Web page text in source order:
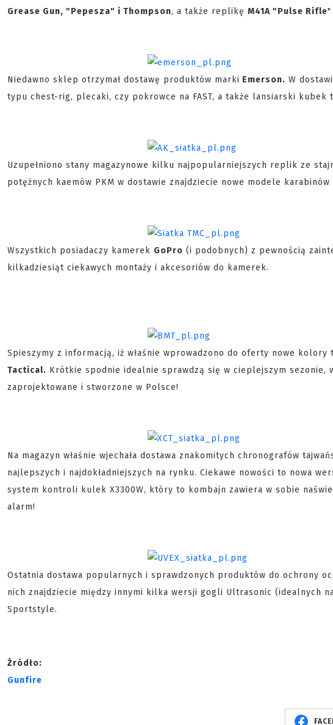
Grease Gun, "Pepesza" i Thompson, a także replikę M41A "Pulse Rifle"
Niedawno sklep otrzymał dostawę produktów marki Emerson. W
typu chest-rig, plecaki, czy pokrowce na FAST, a także lansiarski
Uzupełniono stany magazynowe kilku najpopularniejszych replik ze
potężnych kaemów PKM w dostawie znajdziecie nowe modele karabinów
Wszystkich posiadaczy kamerek GoPro (i podobnych) z pewnością
kilkadziesiąt ciekawych montaży i akcesoriów do kamerek.
Spieszymy z informacją, iż właśnie wprowadzono do oferty nowe kolory
Tactical. Krótkie spodnie idealnie sprawdzą się w cieplejszym sezonie,
zaprojektowane i stworzone w Polsce!
Na magazyn właśnie wjechała dostawa znakomitych chronografów
najlepszych i najdokładniejszych na rynku. Ciekawe nowości to nowa
system kontroli kulek X3300W, który to kombajn zawiera w sobie
alarm!
Ostatnia dostawa popularnych i sprawdzonych produktów do ochrony
nich znajdziecie między innymi kilka wersji gogli Ultrasonic (idealnych
Sportstyle.
Źródło:
Gunfire